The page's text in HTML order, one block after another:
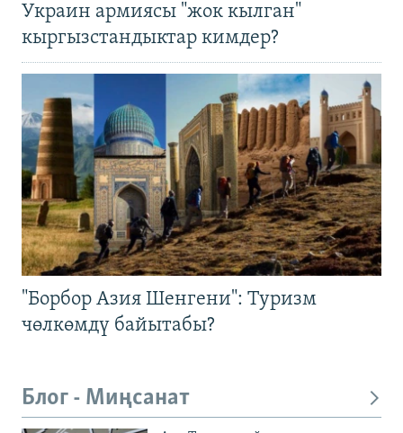
Украин армиясы "жок кылган"
кыргызстандыктар кимдер?
"Борбор Азия Шенгени": Туризм
чөлкөмдү байытабы?
Блог - Миңсанат